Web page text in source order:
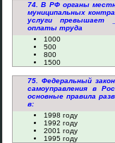
74. В РФ органы
муниципальных
услуги превышает
оплаты труда
1000
500
800
1500
75. Федеральный
самоуправления в
основные правила
в:
1998 году
1992 году
2001 году
1995 году